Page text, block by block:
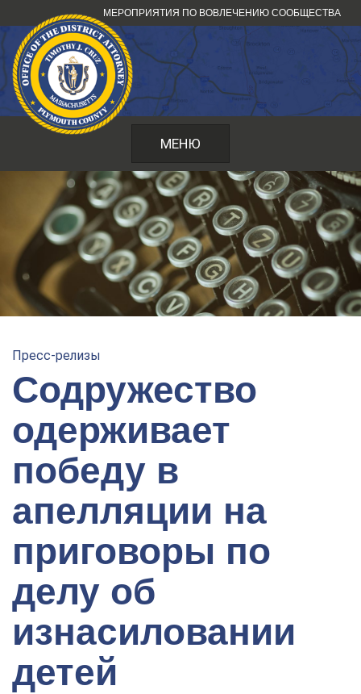
к
содержанию
МЕРОПРИЯТИЯ ПО ВОВЛЕЧЕНИЮ СООБЩЕСТВА
МЕНЮ
Пресс-релизы
Содружество
одерживает
победу в
апелляции на
приговоры по
делу об
изнасиловании
детей